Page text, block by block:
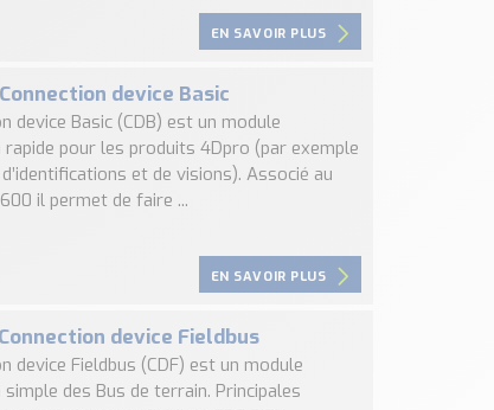
EN SAVOIR PLUS
Connection device Basic
device Basic (CDB) est un module
rapide pour les produits 4Dpro (par exemple
et de visions). Associé au
il permet de faire ...
EN SAVOIR PLUS
Connection device Fieldbus
device Fieldbus (CDF) est un module
simple des Bus de terrain. Principales